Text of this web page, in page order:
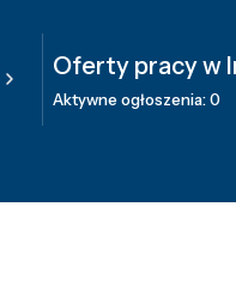
Oferty pracy w
Aktywne ogłoszenia: 0